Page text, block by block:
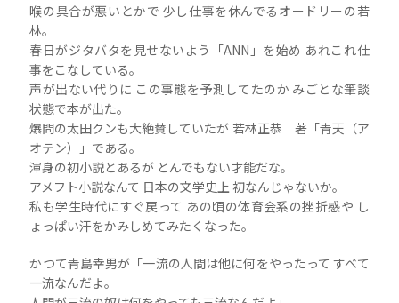
喉の具合が悪いとかで 少し仕事を休んでるオードリーの若
林。
春日がジタバタを見せないよう「ANN」を始め あれこれ仕
事をこなしている。
声が出ない代りに この事態を予測してたのか みごとな筆談
状態で本が出た。
爆問の太田クンも大絶賛していたが 若林正恭 著「青天（ア
オテン）」である。
渾身の初小説とあるが とんでもない才能だな。
アメフト小説なんて 日本の文学史上 初なんじゃないか。
私も学生時代にすぐ戻って あの頃の体育会系の挫折感や し
ょっぱい汗をかみしめてみたくなった。
かつて青島幸男が「一流の人間は他に何をやったって すべて
一流なんだよ。